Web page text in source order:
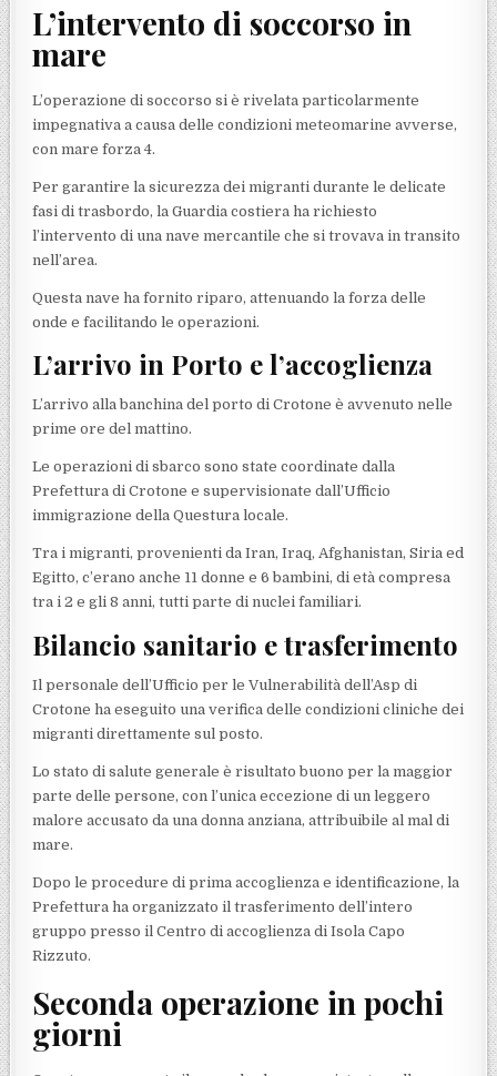
L’intervento di soccorso in
mare
L’operazione di soccorso si è rivelata particolarmente
impegnativa a causa delle condizioni meteomarine avverse,
con mare forza 4.
Per garantire la sicurezza dei migranti durante le delicate
fasi di trasbordo, la Guardia costiera ha richiesto
l’intervento di una nave mercantile che si trovava in transito
nell’area.
Questa nave ha fornito riparo, attenuando la forza delle
onde e facilitando le operazioni.
L’arrivo in Porto e l’accoglienza
L’arrivo alla banchina del porto di Crotone è avvenuto nelle
prime ore del mattino.
Le operazioni di sbarco sono state coordinate dalla
Prefettura di Crotone e supervisionate dall’Ufficio
immigrazione della Questura locale.
Tra i migranti, provenienti da Iran, Iraq, Afghanistan, Siria ed
Egitto, c’erano anche 11 donne e 6 bambini, di età compresa
tra i 2 e gli 8 anni, tutti parte di nuclei familiari.
Bilancio sanitario e trasferimento
Il personale dell’Ufficio per le Vulnerabilità dell’Asp di
Crotone ha eseguito una verifica delle condizioni cliniche dei
migranti direttamente sul posto.
Lo stato di salute generale è risultato buono per la maggior
parte delle persone, con l’unica eccezione di un leggero
malore accusato da una donna anziana, attribuibile al mal di
mare.
Dopo le procedure di prima accoglienza e identificazione, la
Prefettura ha organizzato il trasferimento dell’intero
gruppo presso il Centro di accoglienza di Isola Capo
Rizzuto.
Seconda operazione in pochi
giorni